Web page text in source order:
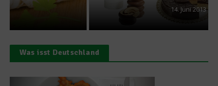
14. Juni 2013
Was isst Deutschland